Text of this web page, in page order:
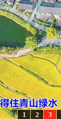
3
2
1